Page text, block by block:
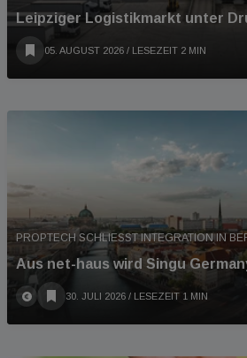
Leipziger Logistikmarkt unter
05. AUGUST 2026 / LESEZEIT 2 MIN
PROPTECH SCHLIESST INTEGRATION IN
Aus net-haus wird Singu
30. JULI 2026 / LESEZEIT 1 MIN